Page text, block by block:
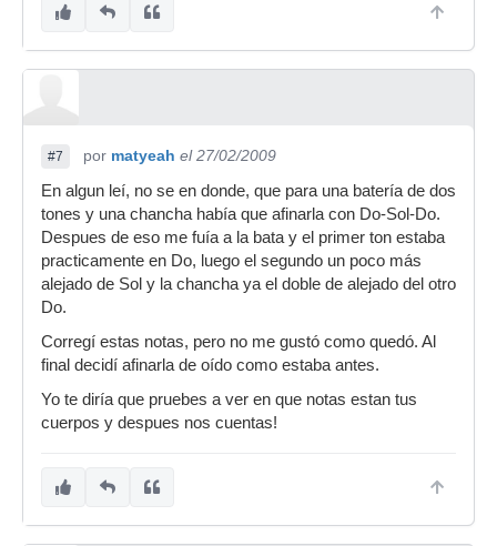
#7 por matyeah el 27/02/2009
En algun leí, no se en donde, que para una batería de dos
tones y una chancha había que afinarla con Do-Sol-Do.
Despues de eso me fuía a la bata y el primer ton estaba
practicamente en Do, luego el segundo un poco más
alejado de Sol y la chancha ya el doble de alejado del otro
Do.
Corregí estas notas, pero no me gustó como quedó. Al
final decidí afinarla de oído como estaba antes.
Yo te diría que pruebes a ver en que notas estan tus
cuerpos y despues nos cuentas!